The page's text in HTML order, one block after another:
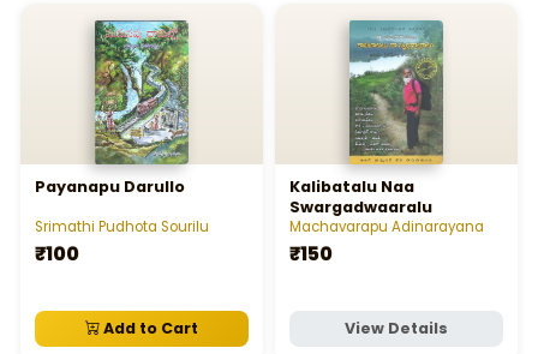
Payanapu Darullo
Srimathi Pudhota Sourilu
₹100
Add to Cart
Kalibatalu Naa
Swargadwaaralu
Machavarapu Adinarayana
₹150
View Details